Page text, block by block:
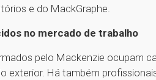
e do MackGraphe.
no mercado de trabalho
pelo Mackenzie ocupam
exterior. Há também